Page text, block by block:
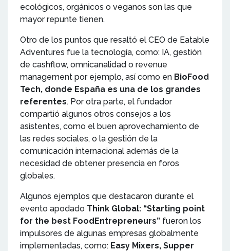
ecológicos, orgánicos o veganos son las que
mayor repunte tienen.
Otro de los puntos que resaltó el CEO de Eatable
Adventures fue la tecnología, como: IA, gestión
de cashflow, omnicanalidad o revenue
management por ejemplo, así como en BioFood
Tech, donde España es una de los grandes
referentes. Por otra parte, el fundador
compartió algunos otros consejos a los
asistentes, como el buen aprovechamiento de
las redes sociales, o la gestión de la
comunicación internacional además de la
necesidad de obtener presencia en foros
globales.
Algunos ejemplos que destacaron durante el
evento apodado Think Global: “Starting point
for the best FoodEntrepreneurs” fueron los
impulsores de algunas empresas globalmente
implementadas, como: Easy Mixers, Supper